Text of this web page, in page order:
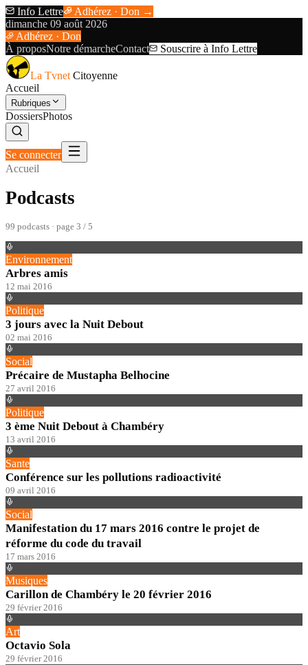
Info Lettre
Adhérez · Don →
dimanche 09 août 2026
Adhérez · Don
À proposNotre démarcheContact Souscrire à Info Lettre
La Tvnet Citoyenne
Accueil
Rubriques
DossiersPhotos
Se connecter
Accueil
Podcasts
99 podcasts · page 3 / 5
Environnement
Arbres amis
12 mai 2016
Politique
3 jours avec la Nuit Debout
02 mai 2016
Social
Précaire de Mustapha Belhocine
27 avril 2016
Politique
3 ème Nuit Debout à Chambéry
13 avril 2016
Sante
Conférence sur les pollutions radioactivité
09 avril 2016
Social
Manifestation du 17 mars 2016 contre le projet de
réforme du code du travail
17 mars 2016
Musiques
Carillon de Chambéry le 20 février 2016
29 février 2016
Art
Octavio Sola
29 février 2016